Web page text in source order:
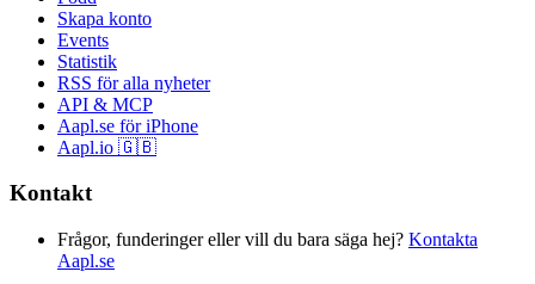
Skapa konto
Events
Statistik
RSS för alla nyheter
API & MCP
Aapl.se för iPhone
Aapl.io 🇬🇧
Kontakt
Frågor, funderinger eller vill du bara säga hej? Kontakta
Aapl.se